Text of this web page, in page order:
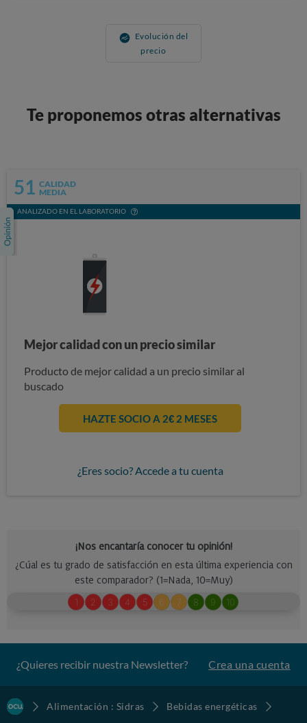
Evolución del
precio
Te proponemos otras alternativas
51 CALIDAD
MEDIA
ANALIZADO EN EL LABORATORIO
Mejor calidad con un precio similar
Producto de mejor calidad a un precio similar al
buscado
HAZTE SOCIO A 2€ 2 MESES
¿Eres socio? Accede a tu cuenta
¿Quieres recibir nuestra Newsletter? Crea una cuenta
Alimentación : Sidras
Bebidas energéticas